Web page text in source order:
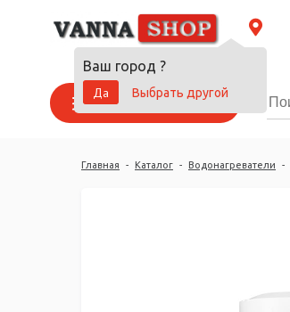
Ваш город ?
Да
Выбрать другой
Каталог товаров
Главная - Каталог - Водонагреватели -